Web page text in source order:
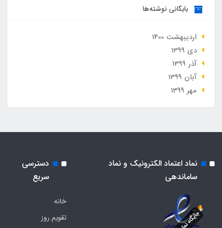
بایگانی نوشته‌ها
ارديبهشت 1400
دی 1399
آذر 1399
آبان 1399
مهر 1399
نماد اعتماد الکترونیک و نماد
ساماندهی
دسترسی
سریع
خانه
تقویم روز